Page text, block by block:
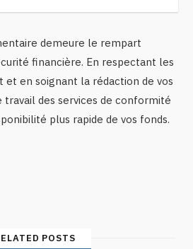
demeure le rempart
financière. En respectant les
et en soignant la rédaction de vos
des services de conformité
plus rapide de vos fonds.
POSTS